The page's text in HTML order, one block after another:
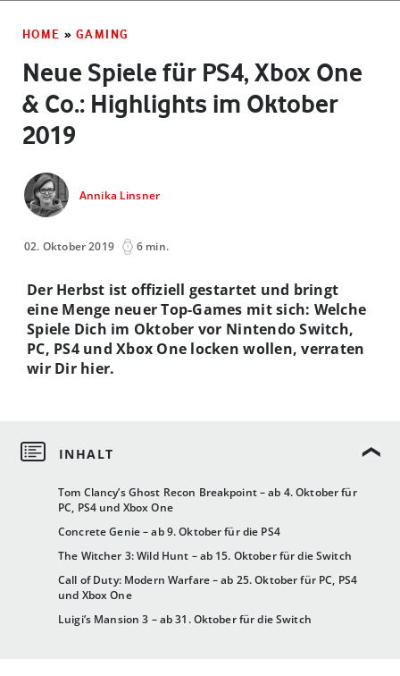
HOME » GAMING
Neue Spiele für PS4, Xbox One
& Co.: Highlights im Oktober
2019
Annika Linsner
02. Oktober 2019 6 min.
Tom Clancy’s Ghost Recon Breakpoint – ab 4. Oktober für
PC, PS4 und Xbox One
Concrete Genie – ab 9. Oktober für die PS4
The Witcher 3: Wild Hunt – ab 15. Oktober für die Switch
Call of Duty: Modern Warfare – ab 25. Oktober für PC, PS4
und Xbox One
Luigi’s Mansion 3 – ab 31. Oktober für die Switch
Der Herbst ist offiziell gestartet und bringt
eine Menge neuer Top-Games mit sich: Welche
Spiele Dich im Oktober vor Nintendo Switch,
PC, PS4 und Xbox One locken wollen, verraten
wir Dir hier.